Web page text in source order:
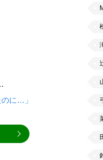
に…」